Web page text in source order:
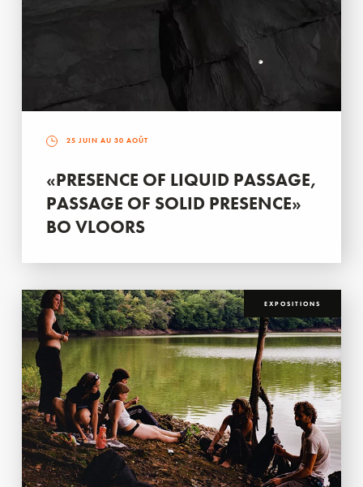
25 JUIN AU 30 AOÛT
«PRESENCE OF LIQUID PASSAGE,
PASSAGE OF SOLID PRESENCE»
BO VLOORS
EXPOSITIONS